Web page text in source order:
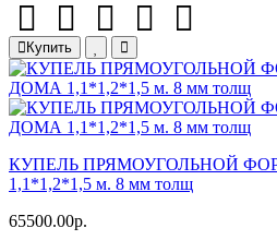
Купить
КУПЕЛЬ ПРЯМОУГОЛЬНОЙ
1,1*1,2*1,5 м. 8 мм толщ
65500.00р.